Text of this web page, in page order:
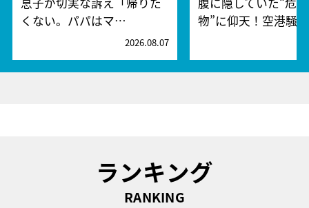
くない。パパはマ…
2026.08.07
物”に仰天！空港騒
ランキング
RANKING